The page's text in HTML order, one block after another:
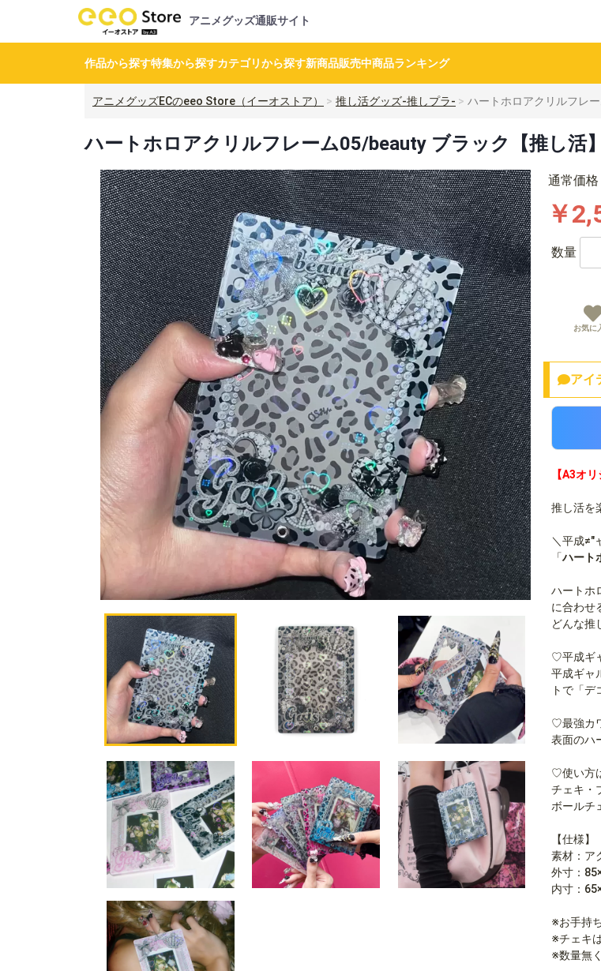
アニメグッズ通販サイト
作品から探す特集から探すカテゴリから探す新商品販売中商品ランキング
アニメグッズECのeeo Store（イーオストア） 推し活グッズ-推しプラ- ハートホロアクリルフレ
ハートホロアクリルフレーム05/beauty ブラック【推し活】
通常価
￥
お気に
数量
アイ
【A3オ
推し活を
＼平成≠″
「ハート
ハートホ
に合わせ
どんな推
♡平成ギ
平成ギャ
トで「
♡最強カ
表面のハ
♡使い方
チェキ・
ボールチ
【仕様】
素材：ア
外寸：
内寸：
※お手持
※チェキ
※数量無